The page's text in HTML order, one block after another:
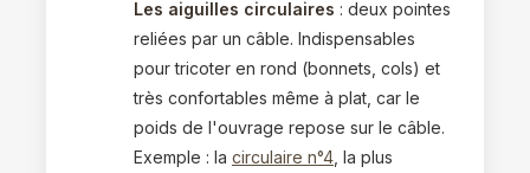
Les aiguilles circulaires : deux pointes
reliées par un câble. Indispensables
pour tricoter en rond (bonnets, cols) et
très confortables même à plat, car le
poids de l'ouvrage repose sur le câble.
Exemple : la circulaire n°4 , la plus